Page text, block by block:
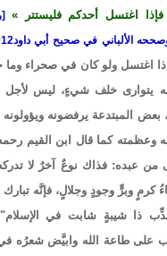
فإذا اغتسل أحدكم فليستتر
اغتسل ولو كان في صحراء وما
يتوارى خلف شيءٍ، ليس لأجل
، بعض المبتدعة يرفضونه
وعظمته كما قال ابن القيم
من عبده: فذاك نوعٌ آخرٌ لا تدركه
كرمٍ وبرٍّ وجودٍ وجلالٍ، فإنَّه
ذا شيبةٍ شابت في الإسلام"
على طاعة الله وابيَّض شعرُه